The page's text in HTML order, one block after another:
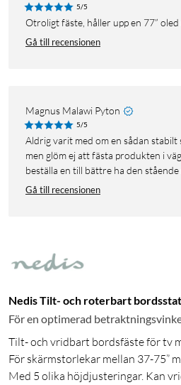
5/5
Otroligt fäste, håller upp en 77”
Gå till recensionen
Magnus Malawi Pyton
5/5
Aldrig varit med om en sådan stabilt ställ speciellt för större tv,
men glöm ej att fästa produkten i
beställa en till bättre ha den stående
Gå till recensionen
Nedis Tilt- och roterbart
För en optimerad
Tilt- och vridbart bordsfäste för tv
För skärmstorlekar mellan 37-75”
Med 5 olika höjdjusteringar. Kan